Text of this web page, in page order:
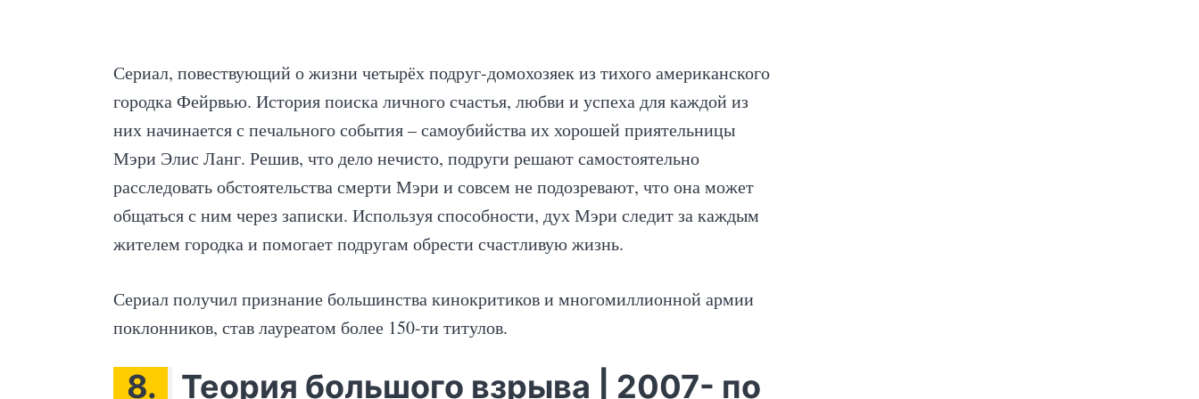
Сериал, повествующий о жизни четырёх подруг-домохозяек из тихого американского
городка Фейрвью. История поиска личного счастья, любви и успеха для каждой из
них начинается с печального события – самоубийства их хорошей приятельницы
Мэри Элис Ланг. Решив, что дело нечисто, подруги решают самостоятельно
расследовать обстоятельства смерти Мэри и совсем не подозревают, что она может
общаться с ним через записки. Используя способности, дух Мэри следит за каждым
жителем городка и помогает подругам обрести счастливую жизнь.
Сериал получил признание большинства кинокритиков и многомиллионной армии
поклонников, став лауреатом более 150-ти титулов.
8. Теория большого взрыва | 2007- по